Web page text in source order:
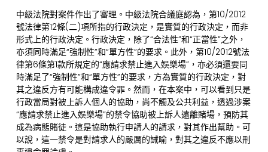
中級法院對案件作出了審理。中級法院合議庭認為，第10/2012
號法律第12條(二)項所指的行政決定，是實質的行政決定，而非
形式上的行政決定。行政決定，除了“合法性”和“正當性”之外，
亦須同時滿足“強制性”和“單方性”的要求。此外，第10/2012號法
律第6條第1款所規定的“應請求禁止進入娛樂場”，亦必須還要同
時滿足了“強制性”和“單方性”的要求，方為實質的行政決定，對
其之違反方有可能構成違令罪。然而，在本案中，可以看到只是
行政當局對被上訴人個人的協助，尚不觸及公共利益，透過涉案
“應請求禁止進入娛樂場”的禁令協助被上訴人遠離賭場，預防其
成為病態賭徒。這是協助執行申請人的請求，對其作出幫助。可
以說，這一禁令是對請求人的嚴厲的誡喻，對其之違反不應以刑